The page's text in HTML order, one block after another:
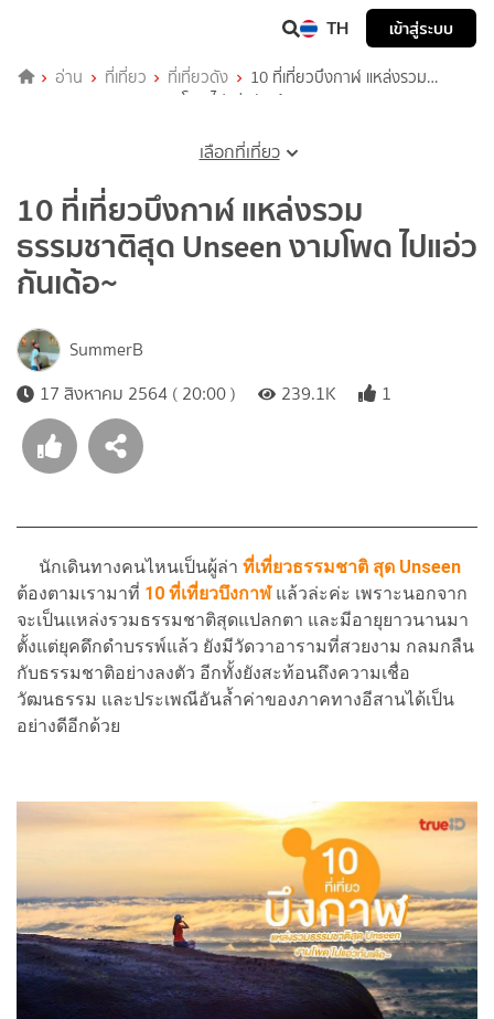
TH เข้าสู่ระบบ
อ่าน ที่เที่ยว ที่เที่ยวดัง
10 ที่เที่ยวบึงกาฬ แหล่งรวม
ธรรมชาติสุด Unseen งามโพด ไปแอ่วกันเด้อ~
เลือกที่เที่ยว
10 ที่เที่ยวบึงกาฬ แหล่งรวม
ธรรมชาติสุด Unseen งามโพด ไปแอ่ว
กันเด้อ~
SummerB
17 สิงหาคม 2564 ( 20:00 )
239.1K 1
นักเดินทางคนไหนเป็นผู้ล่า ที่เที่ยวธรรมชาติ สุด Unseen
ต้องตามเรามาที่ 10 ที่เที่ยวบึงกาฬแล้วล่ะค่ะ เพราะนอกจาก
จะเป็นแหล่งรวมธรรมชาติสุดแปลกตา และมีอายุยาวนานมา
ตั้งแต่ยุคดึกดำบรรพ์แล้ว ยังมีวัดวาอารามที่สวยงาม กลมกลืน
กับธรรมชาติอย่างลงตัว อีกทั้งยังสะท้อนถึงความเชื่อ
วัฒนธรรม และประเพณีอันล้ำค่าของภาคทางอีสานได้เป็น
อย่างดีอีกด้วย